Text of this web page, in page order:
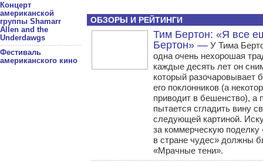
Концерт
американской
группы Shamarr
Allen and the
Underdawgs
Фестиваль
американского кино
ОБЗОРЫ И РЕЙТИНГИ
Тим Бертон: «Я все
Бертон» — У Тима
одна очень нехорошая
каждые десять лет он
который разочаровывает
его поклонников (а
приводит в бешенство), а
пытается сгладить вину
следующей картиной.
за коммерческую поделку
в стране чудес» должны
«Мрачные тени».